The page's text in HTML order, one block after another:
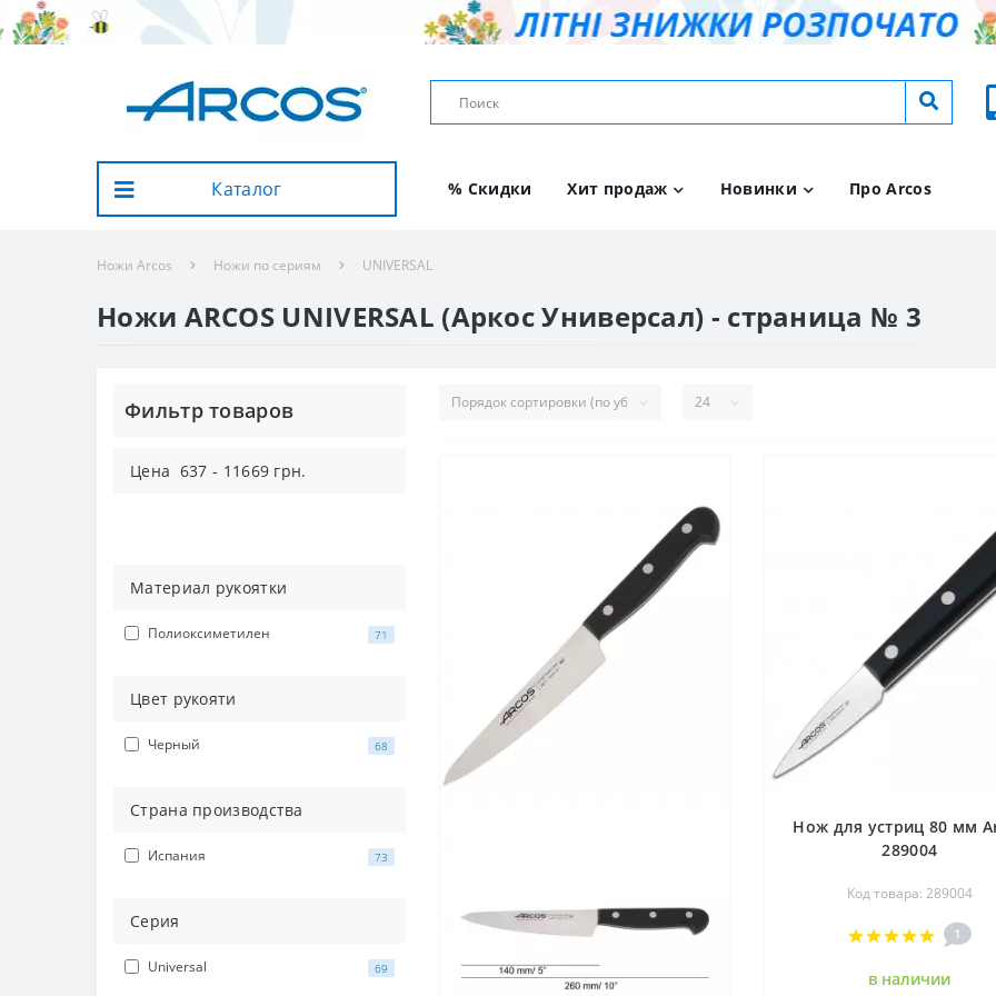
Каталог % Скидки Хит продаж Новинки Про Arcos
Ножи Arcos Ножи по сериям UNIVERSAL
Ножи ARCOS UNIVERSAL (Аркос Универсал) - страница № 3
Фильтр товаров
Цена 637 - 11669 грн.
Материал рукоятки
Полиоксиметилен 71
Цвет рукояти
Черный 68
Страна производства
Испания 73
Серия
Universal 69
Нож для устриц 80 мм
289004
Код товара: 289004
1
в наличии